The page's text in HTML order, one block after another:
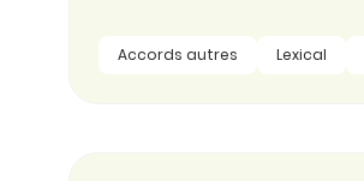
Accords autres Lexical